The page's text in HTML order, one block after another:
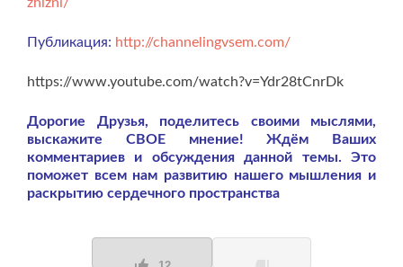
Публикация: http://channelingvsem.com/
https://www.youtube.com/watch?v=Ydr28tCnrDk
Дорогие Друзья, поделитесь своими мыслями,
выскажите СВОЕ мнение! Ждём Ваших
комментариев и обсуждения данной темы. Это
поможет всем нам развитию нашего мышления и
раскрытию сердечного пространства